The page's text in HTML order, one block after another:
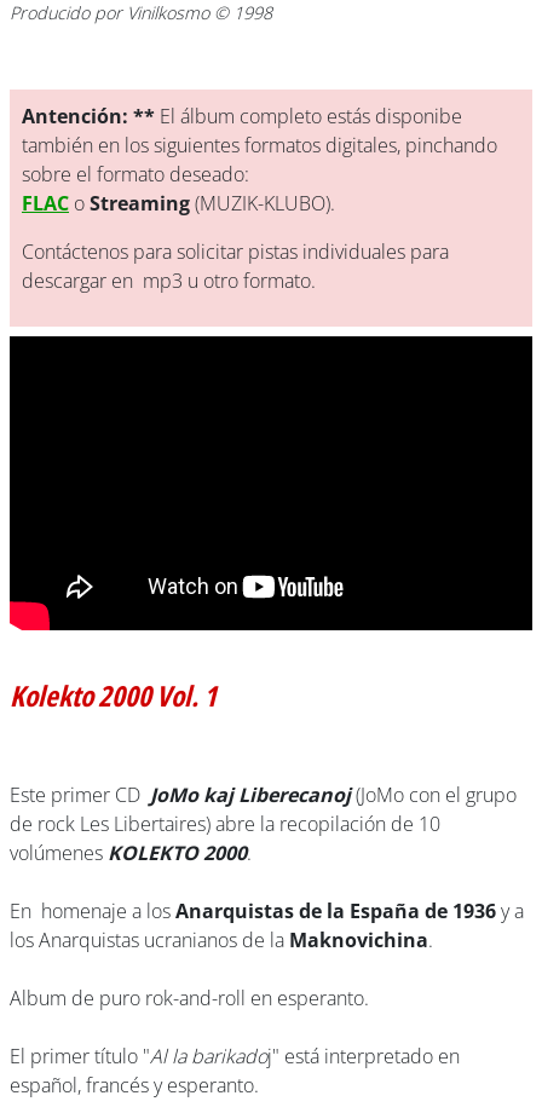
Producido por Vinilkosmo © 1998
Antención: ** El álbum completo estás disponibe
también en los siguientes formatos digitales, pinchando
sobre el formato deseado:
FLAC oStreaming(MUZIK-KLUBO).
Contáctenos para solicitar pistas individuales para
descargar en mp3 u otro formato.
Kolekto 2000 Vol. 1
Este primer CD JoMo kaj Liberecanoj(JoMo con el grupo
de rock Les Libertaires) abre la recopilación de 10
volúmenes KOLEKTO 2000.
En homenaje a losAnarquistas de la España de 1936y a
los Anarquistas ucranianos de la Maknovichina.
Album de puro rok-and-roll en esperanto.
El primer título "Al la barikadoj" está interpretado en
español, francés y esperanto.